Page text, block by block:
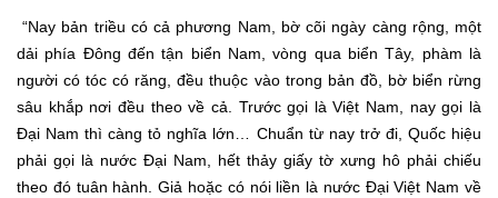
“Nay bản triều có cả phương Nam, bờ cõi ngày càng rộng, một
dải phía Đông đến tận biển Nam, vòng qua biển Tây, phàm là
người có tóc có răng, đều thuộc vào trong bản đồ, bờ biển rừng
sâu khắp nơi đều theo về cả. Trước gọi là Việt Nam, nay gọi là
Đại Nam thì càng tỏ nghĩa lớn… Chuẩn từ nay trở đi, Quốc hiệu
phải gọi là nước Đại Nam, hết thảy giấy tờ xưng hô phải chiếu
theo đó tuân hành. Giả hoặc có nói liền là nước Đại Việt Nam về